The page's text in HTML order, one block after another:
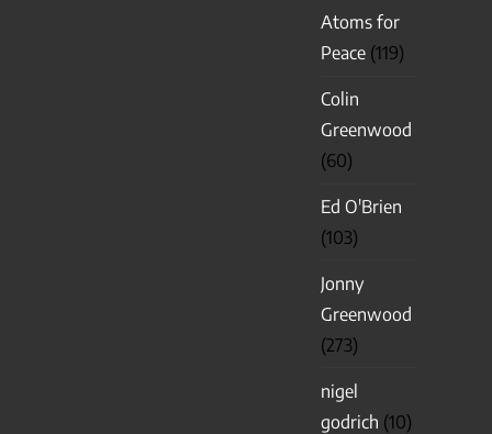
Atoms for
Peace (119)
Colin
Greenwood
(60)
Ed O'Brien
(103)
Jonny
Greenwood
(273)
nigel
godrich (10)